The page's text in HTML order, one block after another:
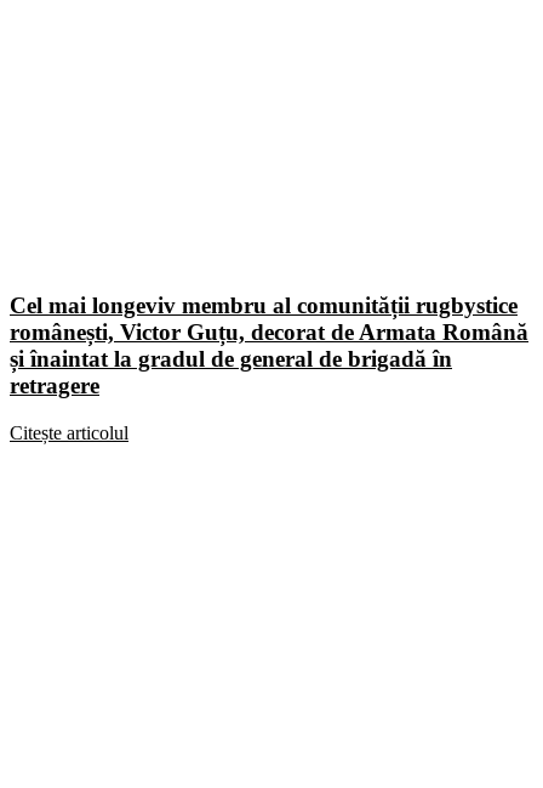
Cel mai longeviv membru al comunității rugbystice
românești, Victor Guțu, decorat de Armata Română
și înaintat la gradul de general de brigadă în
retragere
Citește articolul